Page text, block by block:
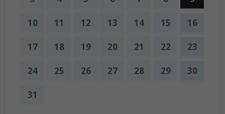
10 11 12 13 14 15 16
17 18 19 20 21 22 23
24 25 26 27 28 29 30
31